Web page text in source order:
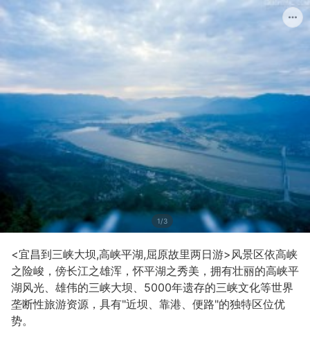
1/3
<宜昌到三峡大坝,高峡平湖,屈原故里两日游>风景区依高峡
之险峻，傍长江之雄浑，怀平湖之秀美，拥有壮丽的高峡平
湖风光、雄伟的三峡大坝、5000年遗存的三峡文化等世界
垄断性旅游资源，具有"近坝、靠港、便路"的独特区位优
势。